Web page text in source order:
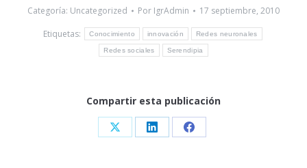
Categoría: Uncategorized Por IgrAdmin
17 septiembre, 2010
Etiquetas:
Conocimiento innovación Redes neuronales
Redes sociales Serendipia
Compartir esta publicación
Share Share Share